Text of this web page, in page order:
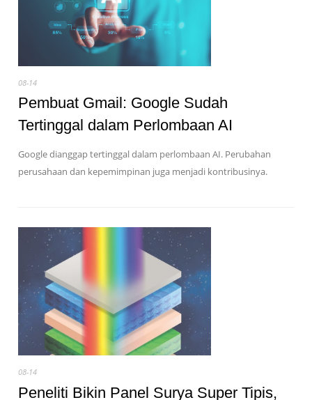
08-14
Pembuat Gmail: Google Sudah
Tertinggal dalam Perlombaan AI
Google dianggap tertinggal dalam perlombaan AI. Perubahan
perusahaan dan kepemimpinan juga menjadi kontribusinya.
08-14
Peneliti Bikin Panel Surya Super Tipis,